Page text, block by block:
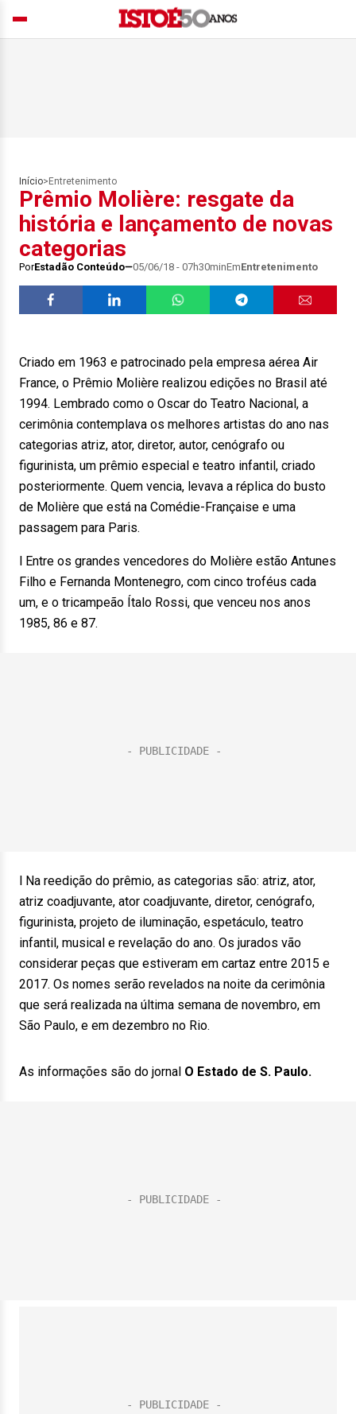
Início> Entretenimento
Prêmio Molière: resgate da
história e lançamento de novas
categorias
PorEstadão Conteúdo 05/06/18 - 07h30minEmEntretenimento
Criado em 1963 e patrocinado pela empresa aérea Air
France, o Prêmio Molière realizou edições no Brasil até
1994. Lembrado como o Oscar do Teatro Nacional, a
cerimônia contemplava os melhores artistas do ano nas
categorias atriz, ator, diretor, autor, cenógrafo ou
figurinista, um prêmio especial e teatro infantil, criado
posteriormente. Quem vencia, levava a réplica do busto
de Molière que está na Comédie-Française e uma
passagem para Paris.
l Entre os grandes vencedores do Molière estão Antunes
Filho e Fernanda Montenegro, com cinco troféus cada
um, e o tricampeão Ítalo Rossi, que venceu nos anos
1985, 86 e 87.
l Na reedição do prêmio, as categorias são: atriz, ator,
atriz coadjuvante, ator coadjuvante, diretor, cenógrafo,
figurinista, projeto de iluminação, espetáculo, teatro
infantil, musical e revelação do ano. Os jurados vão
considerar peças que estiveram em cartaz entre 2015 e
2017. Os nomes serão revelados na noite da cerimônia
que será realizada na última semana de novembro, em
São Paulo, e em dezembro no Rio.
As informações são do jornal O Estado de S. Paulo.